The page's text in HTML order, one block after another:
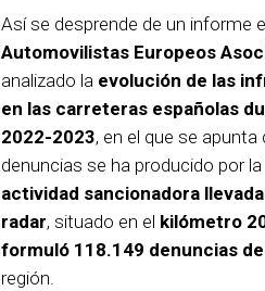
Así se desprende de un informe
Automovilistas Europeos
analizado la evolución de las
en las carreteras españolas
2022-2023, en el que se
denuncias se ha producido por la
actividad sancionadora
radar, situado en el kilómetro
formuló 118.149 denuncias
región.